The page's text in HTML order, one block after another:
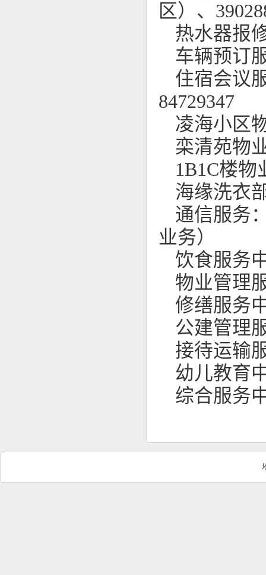
区）、
热水器报
车辆预订
住宿会议
84729347
凌海小区
栾清苑物
1B1C楼物
海缘洗衣
通信服务
业务）
饮食服务
物业管理
修缮服务
公建管理
接待运输
幼儿教育
综合服务